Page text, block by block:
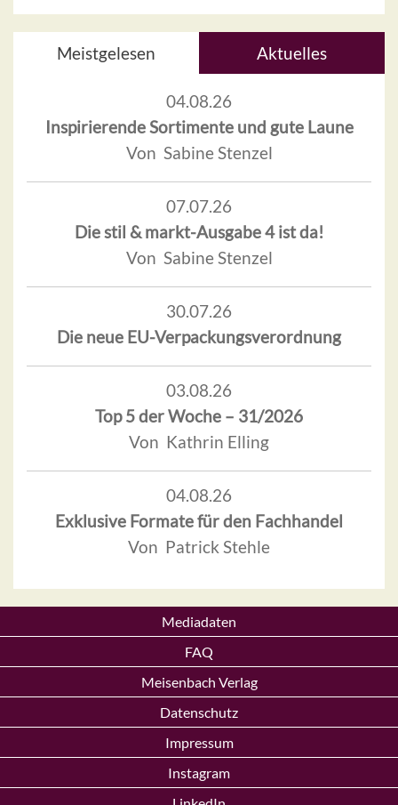
Meistgelesen Aktuelles
04.08.26
Inspirierende Sortimente und gute Laune
Von Sabine Stenzel
07.07.26
Die stil & markt-Ausgabe 4 ist da!
Von Sabine Stenzel
30.07.26
Die neue EU-Verpackungsverordnung
03.08.26
Top 5 der Woche – 31/2026
Von Kathrin Elling
04.08.26
Exklusive Formate für den Fachhandel
Von Patrick Stehle
Mediadaten
FAQ
Meisenbach Verlag
Datenschutz
Impressum
Instagram